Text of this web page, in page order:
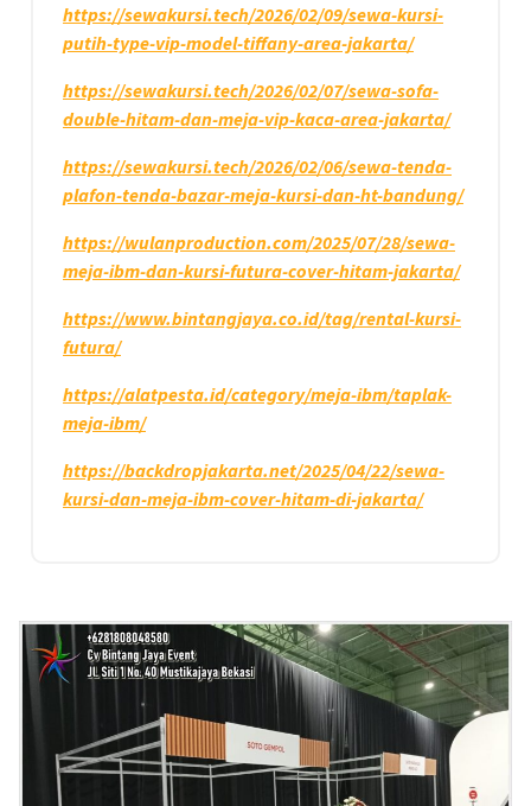
https://sewakursi.tech/2026/02/09/sewa-kursi-
putih-type-vip-model-tiffany-area-jakarta/
https://sewakursi.tech/2026/02/07/sewa-sofa-
double-hitam-dan-meja-vip-kaca-area-jakarta/
https://sewakursi.tech/2026/02/06/sewa-tenda-
plafon-tenda-bazar-meja-kursi-dan-ht-bandung/
https://wulanproduction.com/2025/07/28/sewa-
meja-ibm-dan-kursi-futura-cover-hitam-jakarta/
https://www.bintangjaya.co.id/tag/rental-kursi-
futura/
https://alatpesta.id/category/meja-ibm/taplak-
meja-ibm/
https://backdropjakarta.net/2025/04/22/sewa-
kursi-dan-meja-ibm-cover-hitam-di-jakarta/